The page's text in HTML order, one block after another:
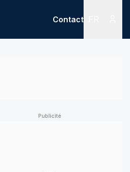
Contact